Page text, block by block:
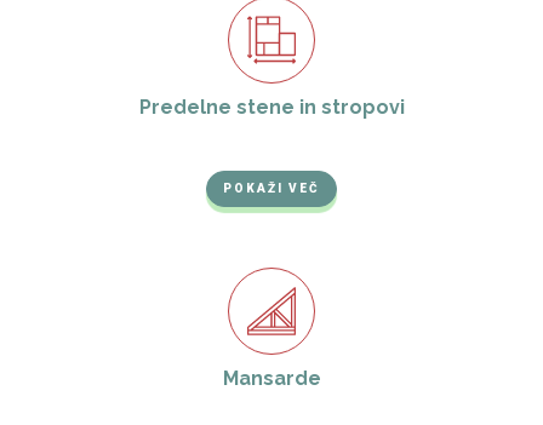
Predelne stene in stropovi
POKAŽI VEČ
Mansarde